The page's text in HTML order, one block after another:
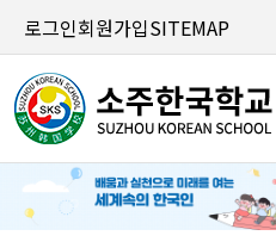
로그인회원가입SITEMAP